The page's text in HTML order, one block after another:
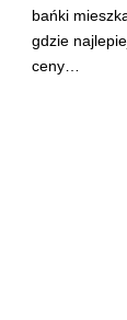
bańki
gdzie
ceny…